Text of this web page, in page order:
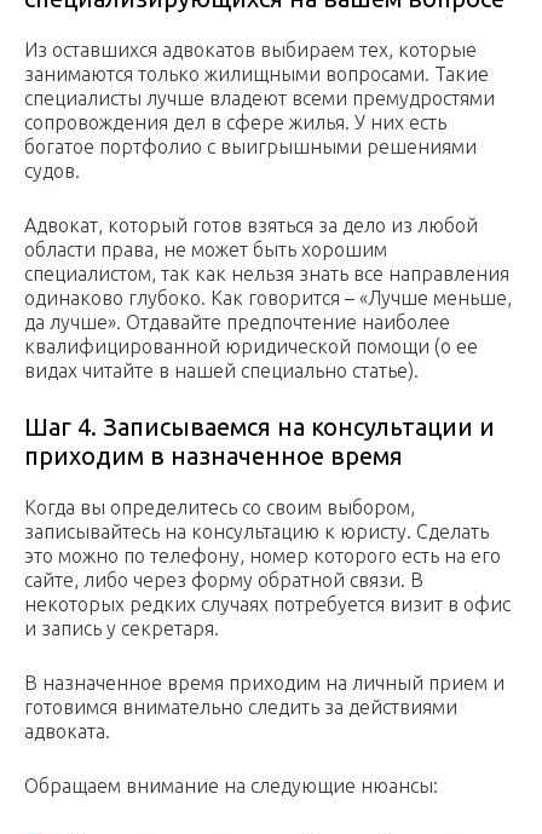
Из оставшихся адвокатов выбираем тех, которые
занимаются только жилищными вопросами. Такие
специалисты лучше владеют всеми премудростями
сопровождения дел в сфере жилья. У них есть
богатое портфолио с выигрышными решениями
судов.
Адвокат, который готов взяться за дело из любой
области права, не может быть хорошим
специалистом, так как нельзя знать все направления
одинаково глубоко. Как говорится – «Лучше меньше,
да лучше». Отдавайте предпочтение наиболее
квалифицированной юридической помощи (о ее
видах читайте в нашей специально статье).
Шаг 4. Записываемся на консультации и
приходим в назначенное время
Когда вы определитесь со своим выбором,
записывайтесь на консультацию к юристу. Сделать
это можно по телефону, номер которого есть на его
сайте, либо через форму обратной связи. В
некоторых редких случаях потребуется визит в офис
и запись у секретаря.
В назначенное время приходим на личный прием и
готовимся внимательно следить за действиями
адвоката.
Обращаем внимание на следующие нюансы: